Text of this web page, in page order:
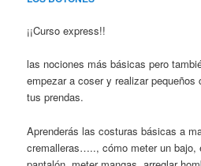
¡¡Curso express!!
las nociones más básicas pero
empezar a coser y realizar pequeños
tus prendas.
Aprenderás las costuras básicas a
cremalleras….., cómo meter un bajo,